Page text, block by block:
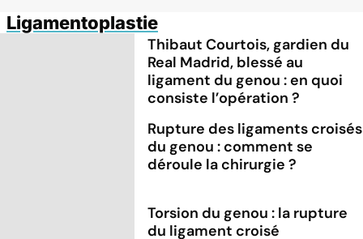
Ligamentoplastie
Thibaut Courtois, gardien du
Real Madrid, blessé au
ligament du genou : en quoi
consiste l’opération ?
Rupture des ligaments croisés
du genou : comment se
déroule la chirurgie ?
Torsion du genou : la rupture
du ligament croisé